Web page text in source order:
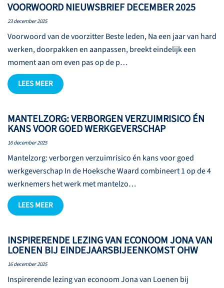
VOORWOORD NIEUWSBRIEF DECEMBER 2025
23 december 2025
Voorwoord van de voorzitter Beste leden, Na een jaar van hard
werken, doorpakken en aanpassen, breekt eindelijk een
moment aan om even pas op de p…
LEES MEER
MANTELZORG: VERBORGEN VERZUIMRISICO ÉN
KANS VOOR GOED WERKGEVERSCHAP
16 december 2025
Mantelzorg: verborgen verzuimrisico én kans voor goed
werkgeverschap In de Hoeksche Waard combineert 1 op de 4
werknemers het werk met mantelzo…
LEES MEER
INSPIRERENDE LEZING VAN ECONOOM JONA VAN
LOENEN BIJ EINDEJAARSBIJEENKOMST OHW
16 december 2025
Inspirerende lezing van econoom Jona van Loenen bij